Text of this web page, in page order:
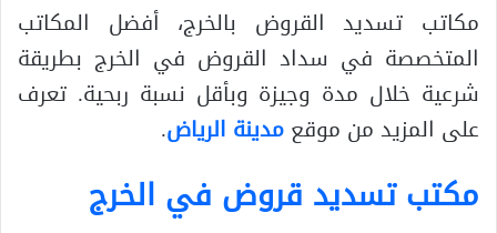
مكاتب تسديد القروض بالخرج، أفضل المكاتب
المتخصصة في سداد القروض في الخرج بطريقة
شرعية خلال مدة وجيزة وبأقل نسبة ربحية. تعرف
على المزيد من موقعمدينة الرياض.
مكتب تسديد قروض في الخرج